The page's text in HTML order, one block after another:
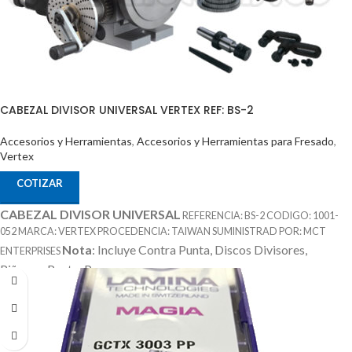
CABEZAL DIVISOR UNIVERSAL VERTEX REF: BS-2
Accesorios y Herramientas, Accesorios y Herramientas para Fresado,
Vertex
COTIZAR
CABEZAL DIVISOR UNIVERSAL REFERENCIA: BS-2 CODIGO: 1001-
052 MARCA: VERTEX PROCEDENCIA: TAIWAN SUMINISTRAD POR: MCT
ENTERPRISES Nota: Incluye Contra Punta, Discos Divisores,
Piñones, Punto, Perros